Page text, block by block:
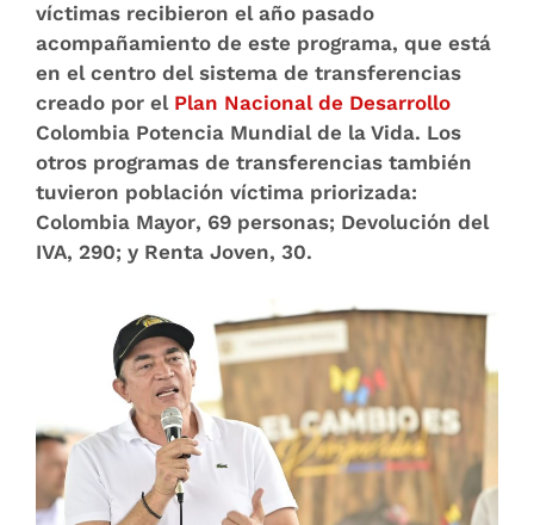
víctimas recibieron el año pasado
acompañamiento de este programa, que está
en el centro del sistema de transferencias
creado por el Plan Nacional de Desarrollo
Colombia Potencia Mundial de la Vida. Los
otros programas de transferencias también
tuvieron población víctima priorizada:
Colombia Mayor, 69 personas; Devolución del
IVA, 290; y Renta Joven, 30.